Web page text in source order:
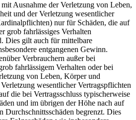
Ausnahme der Verletzung von Leben,
und der Verletzung wesentlicher
nur für Schäden, die auf
grob fahrlässiges Verhalten
Dies gilt auch für mittelbare
entgangenen Gewinn.
Verbrauchern außer bei
fahrlässigem Verhalten oder bei
von Leben, Körper und
wesentlicher Vertragspflichten
die bei Vertragsschluss typischerweise
und im übrigen der Höhe nach auf
Durchschnittsschäden begrenzt. Dies